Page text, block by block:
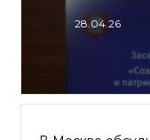
28.04.26